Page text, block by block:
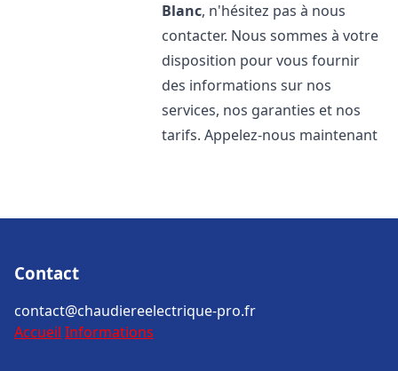
Blanc, n'hésitez pas à nous
contacter. Nous sommes à votre
disposition pour vous fournir
des informations sur nos
services, nos garanties et nos
tarifs. Appelez-nous maintenant
Contact
contact@chaudiereelectrique-pro.fr
Accueil Informations